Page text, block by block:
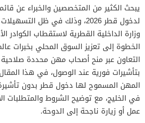
2
يبحث الكثير من المتخصصين والخبراء عن
لدخول قطر 2026، وذلك في ظل
وزارة الداخلية القطرية لاستقطاب الكوادر
الخطوة إلى تعزيز السوق المحلي بخبرات
التعاون عبر منح أصحاب مهن محددة صلاحية
بتأشيرات فورية عند الوصول، في هذا
المهن المسموح لها دخول قطر بدون
في الخليج، مع توضيح الشروط والمتطلبات
عمل أو زيارة ناجحة إلى الدوحة.